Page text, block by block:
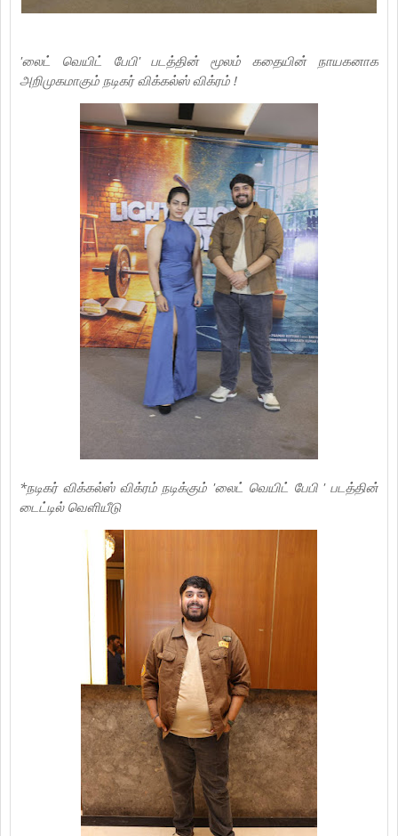
'லைட் வெயிட் பேபி' படத்தின் மூலம் கதையின் நாயகனாக
அறிமுகமாகும் நடிகர் விக்கல்ஸ் விக்ரம் !
*நடிகர் விக்கல்ஸ் விக்ரம் நடிக்கும் 'லைட் வெயிட் பேபி ' படத்தின்
டைட்டில் வெளியீடு